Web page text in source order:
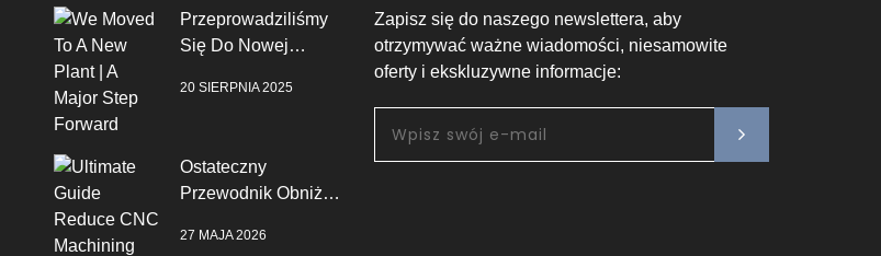
Przeprowadziliśmy
Się Do Nowej
Naprzód
20 SIERPNIA 2025
Ostateczny
Przewodnik Obniż
CNC W 2026 Roku
27 MAJA 2026
Zapisz się do naszego newslettera, aby
otrzymywać ważne wiadomości, niesamowite
oferty i ekskluzywne informacje: